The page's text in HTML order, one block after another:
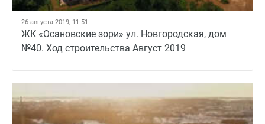
26 августа 2019, 11:51
ЖК «Осановские зори» ул. Новгородская, дом
№40. Ход строительства Август 2019